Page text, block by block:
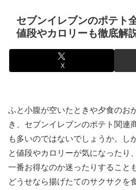
セブンイレブンのポテト
値段やカロリーも徹底解
X
ふと小腹が空いたときや夕食のお
き、セブンイレブンのポテト関連
も多いのではないでしょうか。し
と値段やカロリーが気になったり
一番お得なのか迷ったりすること
どうせなら揚げたてのサクサクを